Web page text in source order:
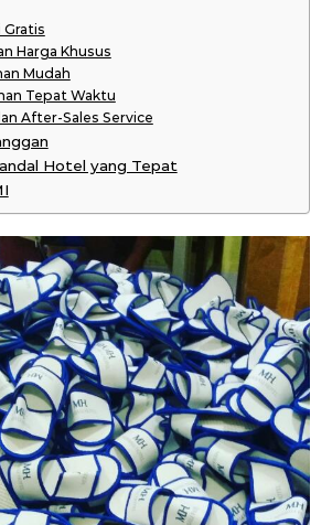
Gratis
Harga Khusus
Mudah
Tepat Waktu
After-Sales Service
Hotel yang Tepat